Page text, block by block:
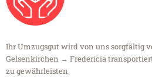
Ihr Umzugsgut wird von uns sorgfältig
Gelsenkirchen → Fredericia
zu gewährleisten.